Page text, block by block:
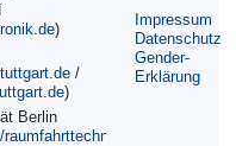
)
/
)
Berlin
Impressum
Datenschutz
Gender-
Erklärung